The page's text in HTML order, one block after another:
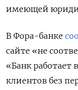
имеющей
В Фора-банке
сайте «не
«Банк
клиентов без